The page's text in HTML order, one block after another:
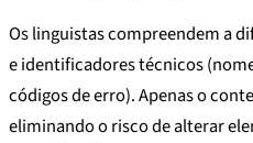
Os linguistas compreendem a
e identificadores técnicos
códigos de erro). Apenas o
eliminando o risco de alterar